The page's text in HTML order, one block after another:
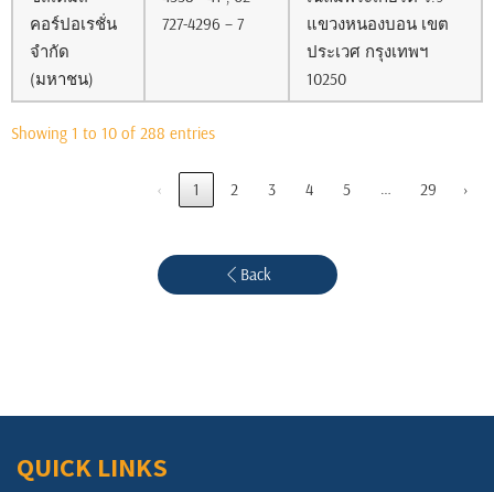
คอร์ปอเรชั่น
จำกัด
(มหาชน)
727-4296 – 7
แขวงหนองบอน เขต
ประเวศ กรุงเทพฯ
10250
Showing 1 to 10 of 288 entries
‹ 1 2 3 4 5 29 ›
Back
QUICK LINKS